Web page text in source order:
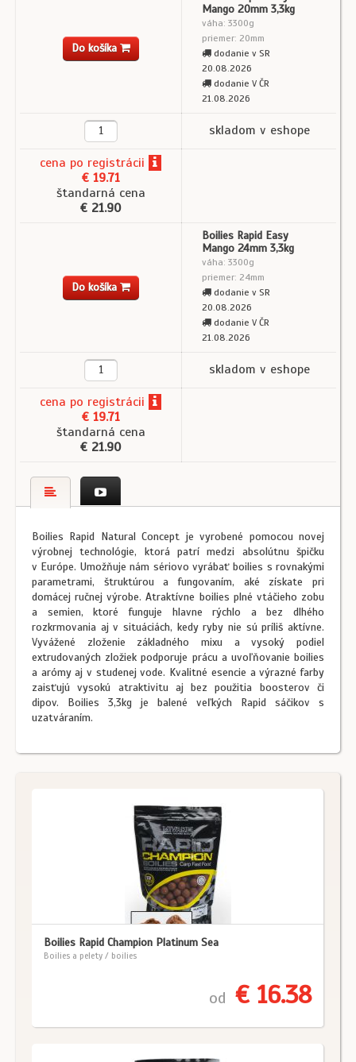
Do košíka
Mango 20mm 3,3kg
váha: 3300g
priemer: 20mm
dodanie v SR
20.08.2026
dodanie V ČR
21.08.2026
skladom v eshope
cena po registrácii
€ 19.71
štandarná cena
€ 21.90
Do košíka
Boilies Rapid Easy
Mango 24mm 3,3kg
váha: 3300g
priemer: 24mm
dodanie v SR
20.08.2026
dodanie V ČR
21.08.2026
skladom v eshope
cena po registrácii
€ 19.71
štandarná cena
€ 21.90
Boilies Rapid Natural Concept je vyrobené pomocou novej
výrobnej technológie, ktorá patrí medzi absolútnu špičku
v Európe. Umožňuje nám sériovo vyrábať boilies s rovnakými
parametrami, štruktúrou a fungovaním, aké získate pri
domácej ručnej výrobe. Atraktívne boilies plné vtáčieho zobu
a semien, ktoré funguje hlavne rýchlo a bez dlhého
rozkrmovania aj v situáciách, kedy ryby nie sú príliš aktívne.
Vyvážené zloženie základného mixu a vysoký podiel
extrudovaných zložiek podporuje prácu a uvoľňovanie boilies
a arómy aj v studenej vode. Kvalitné esencie a výrazné farby
zaisťujú vysokú atraktivitu aj bez použitia boosterov či
dipov. Boilies 3,3kg je balené veľkých Rapid sáčikov s
uzatváraním.
Boilies Rapid Champion Platinum Sea
Boilies a pelety / boilies
od € 16.38